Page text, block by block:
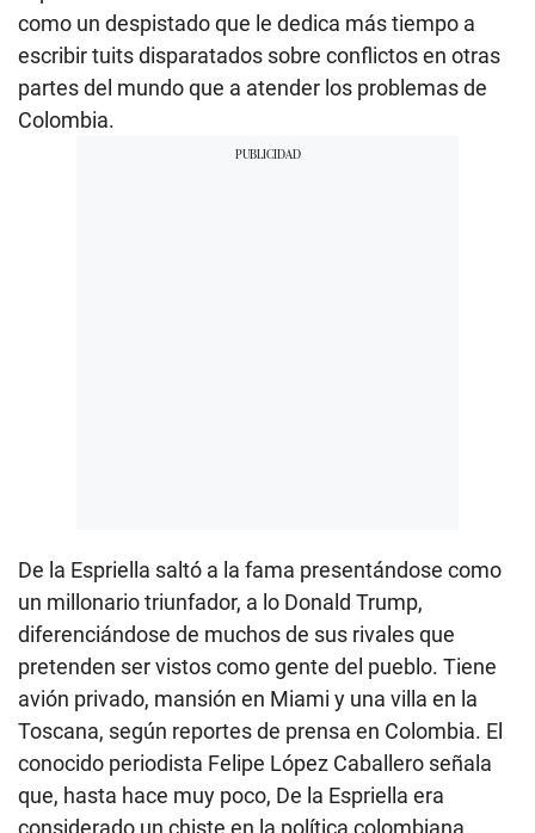
como un despistado que le dedica más tiempo a
escribir tuits disparatados sobre conflictos en otras
partes del mundo que a atender los problemas de
Colombia.
De la Espriella saltó a la fama presentándose como
un millonario triunfador, a lo Donald Trump,
diferenciándose de muchos de sus rivales que
pretenden ser vistos como gente del pueblo. Tiene
avión privado, mansión en Miami y una villa en la
Toscana, según reportes de prensa en Colombia. El
conocido periodista Felipe López Caballero señala
que, hasta hace muy poco, De la Espriella era
considerado un chiste en la política colombiana.